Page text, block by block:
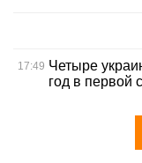
17:49 Четыре
год в первой